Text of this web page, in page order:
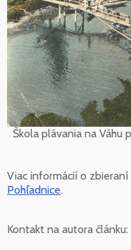
Škola plávania na Váhu
Viac informácií o
Pohľadnice.
Kontakt na autora článku: